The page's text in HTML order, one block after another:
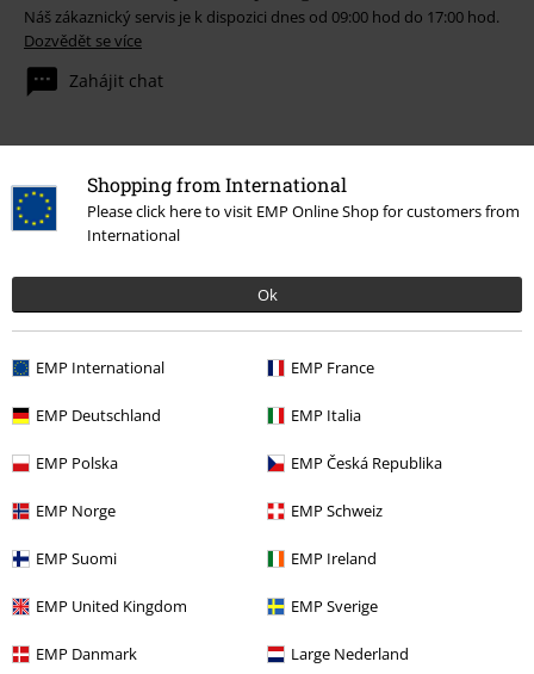
Shopping from International
Please click here to visit EMP Online Shop for customers from
International
Ok
EMP International EMP France
EMP Deutschland EMP Italia
EMP Polska EMP Česká Republika
EMP Norge EMP Schweiz
EMP Suomi EMP Ireland
EMP United Kingdom EMP Sverige
EMP Danmark Large Nederland
Náš zákaznický servis je k dispozici dnes od 09:00 hod do 17:00 hod.
Dozvědět se více
Zahájit chat
Zákaznícky servis
Pomoc / FAQ
Vrácení zboží
Nabídky pro vás
Soutěž